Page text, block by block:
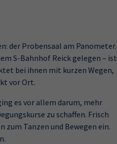
der Probensaal am Panometer.
S-Bahnhof Reick gelegen – ist
bei ihnen mit kurzen Wegen,
vor Ort.
es vor allem darum, mehr
zu schaffen. Frisch
Tanzen und Bewegen ein.